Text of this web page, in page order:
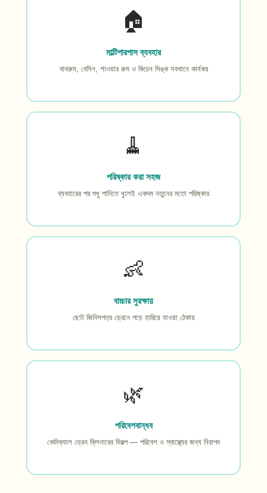
🏠
মাল্টিপারপাস ব্যবহার
বাথরুম, বেসিন, শাওয়ার রুম ও কিচেন সিঙ্ক সবখানে কার্যকর
🧹
পরিষ্কার করা সহজ
ব্যবহারের পর শুধু পানিতে ধুলেই একদম নতুনের মতো পরিষ্কার
👶
বাচ্চার সুরক্ষায়
ছোট জিনিসপত্র ড্রেনে পড়ে হারিয়ে যাওয়া ঠেকায়
🌿
পরিবেশবান্ধব
কেমিক্যাল ড্রেন ক্লিনারের বিকল্প — পরিবেশ ও স্বাস্থ্যের জন্য নিরাপদ